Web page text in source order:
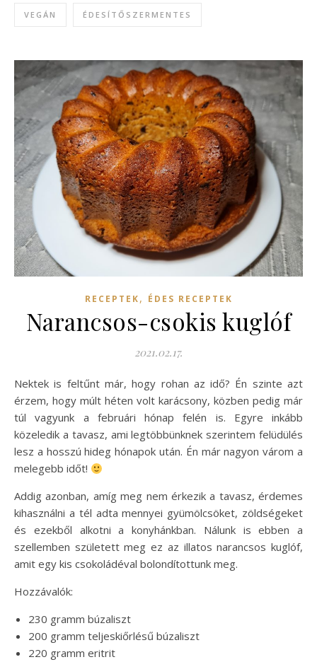
VEGÁN ÉDESÍTŐSZERMENTES
RECEPTEK, ÉDES RECEPTEK
Narancsos-csokis kuglóf
2021.02.17.
Nektek is feltűnt már, hogy rohan az idő? Én szinte azt
érzem, hogy múlt héten volt karácsony, közben pedig már
túl vagyunk a februári hónap felén is. Egyre inkább
közeledik a tavasz, ami legtöbbünknek szerintem felüdülés
lesz a hosszú hideg hónapok után. Én már nagyon várom a
melegebb időt!
Addig azonban, amíg meg nem érkezik a tavasz, érdemes
kihasználni a tél adta mennyei gyümölcsöket, zöldségeket
és ezekből alkotni a konyhánkban. Nálunk is ebben a
szellemben született meg ez az illatos narancsos kuglóf,
amit egy kis csokoládéval bolondítottunk meg.
Hozzávalók:
230 gramm búzaliszt
200 gramm teljeskiőrlésű búzaliszt
220 gramm eritrit